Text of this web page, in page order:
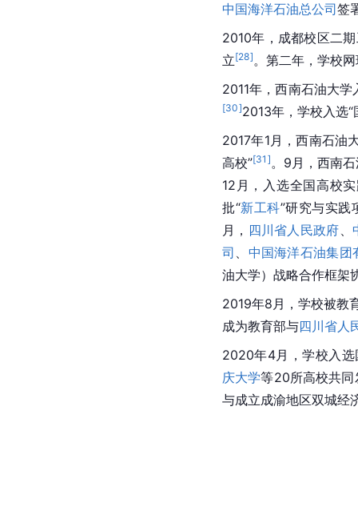
中国海洋石油总公司签
2010年，成都校区二
立[28]。第二年，学校
2011年，西南石油大
[30]2013年，学校入选
2017年1月，西南石油
高校”[31 ]。9月，西南
12月，入选全国高校
批“新工科”研究与实践
月， 四川省人民政府、
司 、 中国海洋石油集团
油大学）战略合作框架
2019年8月，学校被教
成为教育部与四川省人
2020年4月，学校入
庆大学等20所高校共同
与成立成渝地区双城经